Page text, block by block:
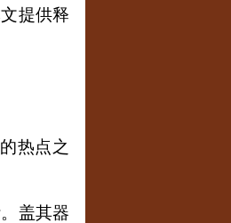
提供释
热点之
盖其器